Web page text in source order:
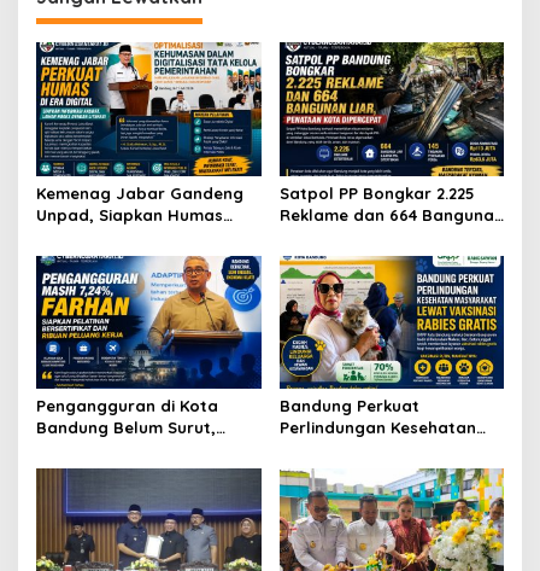
a
s
i
p
o
s
Kemenag Jabar Gandeng
Unpad, Siapkan Humas
Satpol PP Bongkar 2.225
Reklame dan 664 Bangunan
Berubah Drastis
Pengangguran di Kota
Bandung Belum Surut,
Pelatihan Bersertifikat
Bandung Perkuat
Perlindungan Kesehatan
Vaksinasi Rabies Gratis di
Tingkat Kelurahan